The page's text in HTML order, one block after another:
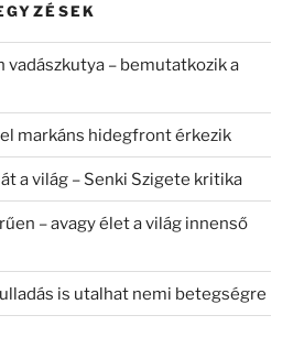
vadászkutya – bemutatkozik a
markáns hidegfront érkezik
a világ – Senki Szigete kritika
– avagy élet a világ innenső
is utalhat nemi betegségre